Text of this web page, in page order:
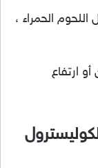
اللحوم الحمراء ،
ارتفاع